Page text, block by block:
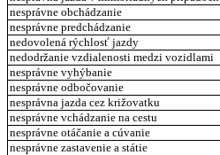
nesprávne obchádzanie
nesprávne predchádzanie
nedovolená rýchlosť jazdy
nedodržanie vzdialenosti medzi vozidlami
nesprávne vyhýbanie
nesprávne odbočovanie
nesprávna jazda cez križovatku
nesprávne vchádzanie na cestu
nesprávne otáčanie a cúvanie
nesprávne zastavenie a státie